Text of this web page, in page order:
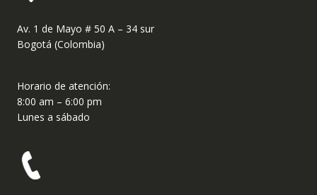
Av. 1 de Mayo # 50 A – 34 sur
Bogotá (Colombia)
Horario de atención:
8:00 am – 6:00 pm
Lunes a sábado